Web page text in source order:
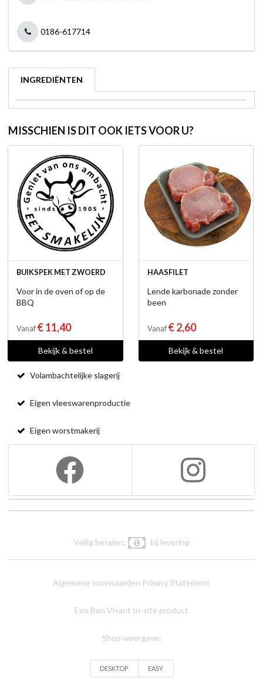
0186-617714
INGREDIËNTEN
MISSCHIEN IS DIT OOK IETS VOOR U?
BUIKSPEK MET ZWOERD
Voor in de oven of op de
BBQ
Vanaf € 11,40
Bekijk & bestel
HAASFILET
Lende karbonade zonder
been
Vanaf € 2,60
Bekijk & bestel
Volambachtelijke slagerij
Eigen vleeswarenproductie
Eigen worstmakerij
Veilig betalen: bij levering
Algemene voorwaarden Privacy Statement
Een Bon Vivant In-site product
Shop weergave:
DESKTOP EASY